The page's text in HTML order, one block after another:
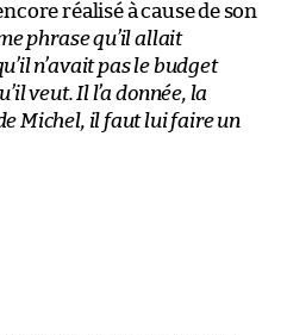
réalisé à cause de son
phrase qu’il allait
n’avait pas le budget
veut. Il l’a donnée, la
Michel, il faut lui faire un